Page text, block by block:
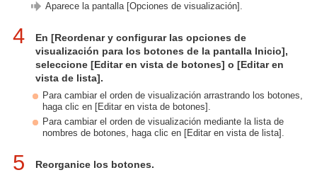
Aparece la pantalla [Opciones de visualización].
4
En [Reordenar y configurar las opciones de
visualización para los botones de la pantalla Inicio],
seleccione [Editar en vista de botones] o [Editar en
vista de lista].
Para cambiar el orden de visualización arrastrando los botones,
haga clic en [Editar en vista de botones].
Para cambiar el orden de visualización mediante la lista de
nombres de botones, haga clic en [Editar en vista de lista].
5 Reorganice los botones.